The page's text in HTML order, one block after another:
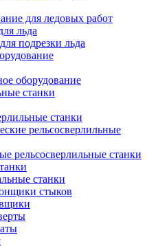
для ледовых работ
льда
подрезки льда
оборудование
станки
станки
рельсосверлильные
рельсосверлильные станки
станки
стыков